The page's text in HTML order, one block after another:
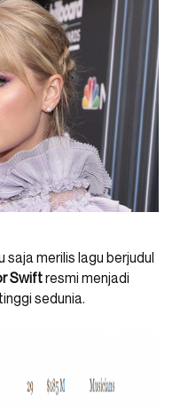
saja merilis lagu berjudul
Swiftresmi menjadi
sedunia.